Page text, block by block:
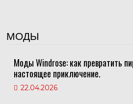
МОДЫ
Моды Windrose: как превратить
настоящее приключение.
22.04.2026